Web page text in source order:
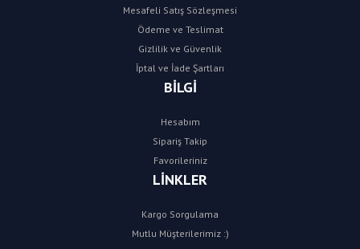
Mesafeli Satış Sözleşmesi
Ödeme ve Teslimat
Gizlilik ve Güvenlik
İptal ve İade Şartları
BİLGİ
Hesabım
Sipariş Takip
Favorileriniz
LİNKLER
Kargo Sorgulama
Mutlu Müşterilerimiz :)